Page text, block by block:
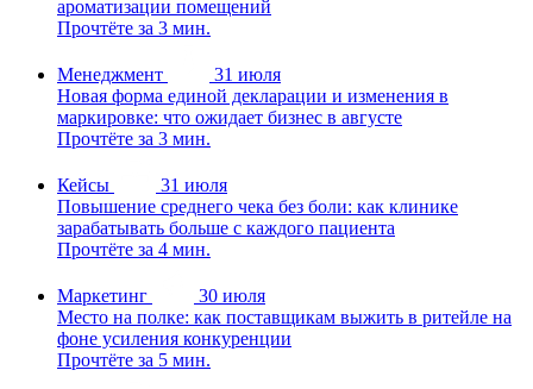
ароматизации помещений
Прочтёте за 3 мин.
Менеджмент
31 июля
Новая форма единой декларации и изменения в
маркировке: что ожидает бизнес в августе
Прочтёте за 3 мин.
Кейсы
31 июля
Повышение среднего чека без боли: как клинике
зарабатывать больше с каждого пациента
Прочтёте за 4 мин.
Маркетинг
30 июля
Место на полке: как поставщикам выжить в ритейле на
фоне усиления конкуренции
Прочтёте за 5 мин.